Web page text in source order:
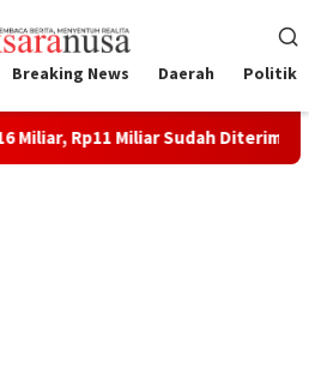
Breaking News Daerah Politik
Miliar Sudah Diterima 83